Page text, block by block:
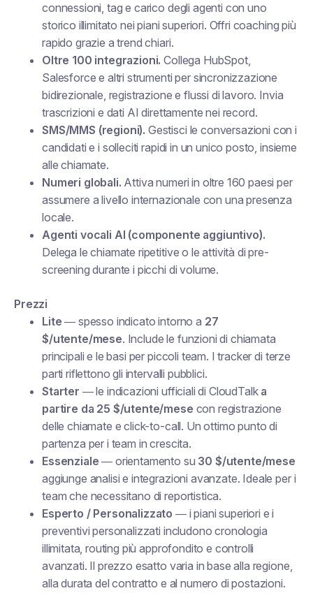
connessioni, tag e carico degli agenti con uno
storico illimitato nei piani superiori. Offri coaching più
rapido grazie a trend chiari.
Oltre 100 integrazioni. Collega HubSpot,
Salesforce e altri strumenti per sincronizzazione
bidirezionale, registrazione e flussi di lavoro. Invia
trascrizioni e dati AI direttamente nei record.
SMS/MMS (regioni). Gestisci le conversazioni con i
candidati e i solleciti rapidi in un unico posto, insieme
alle chiamate.
Numeri globali. Attiva numeri in oltre 160 paesi per
assumere a livello internazionale con una presenza
locale.
Agenti vocali AI (componente aggiuntivo).
Delega le chiamate ripetitive o le attività di pre-
screening durante i picchi di volume.
Prezzi
Lite — spesso indicato intorno a 27
$/utente/mese. Include le funzioni di chiamata
principali e le basi per piccoli team. I tracker di terze
parti riflettono gli intervalli pubblici.
Starter — le indicazioni ufficiali di CloudTalk a
partire da 25 $/utente/mese con registrazione
delle chiamate e click-to-call. Un ottimo punto di
partenza per i team in crescita.
Essenziale — orientamento su 30 $/utente/mese
aggiunge analisi e integrazioni avanzate. Ideale per i
team che necessitano di reportistica.
Esperto / Personalizzato — i piani superiori e i
preventivi personalizzati includono cronologia
illimitata, routing più approfondito e controlli
avanzati. Il prezzo esatto varia in base alla regione,
alla durata del contratto e al numero di postazioni.